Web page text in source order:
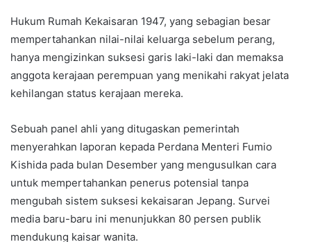
Hukum Rumah Kekaisaran 1947, yang sebagian besar
mempertahankan nilai-nilai keluarga sebelum perang,
hanya mengizinkan suksesi garis laki-laki dan memaksa
anggota kerajaan perempuan yang menikahi rakyat jelata
kehilangan status kerajaan mereka.
Sebuah panel ahli yang ditugaskan pemerintah
menyerahkan laporan kepada Perdana Menteri Fumio
Kishida pada bulan Desember yang mengusulkan cara
untuk mempertahankan penerus potensial tanpa
mengubah sistem suksesi kekaisaran Jepang. Survei
media baru-baru ini menunjukkan 80 persen publik
mendukung kaisar wanita.